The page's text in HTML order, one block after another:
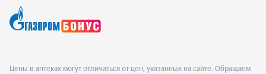
Цены в аптеках могут отличаться от цен, указанных на сайте. Обращаем